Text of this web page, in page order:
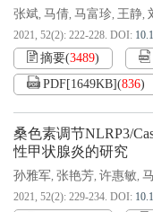
张斌, 马倩, 马富珍, 王静,
2021, 52(2): 222-228. DOI:
摘要(3489)
PDF[1649KB](836)
桑色素调节NLRP3/
性甲状腺炎的研究
孙雅军, 张艳芳, 许惠敏,
2021, 52(2): 229-234. DOI: